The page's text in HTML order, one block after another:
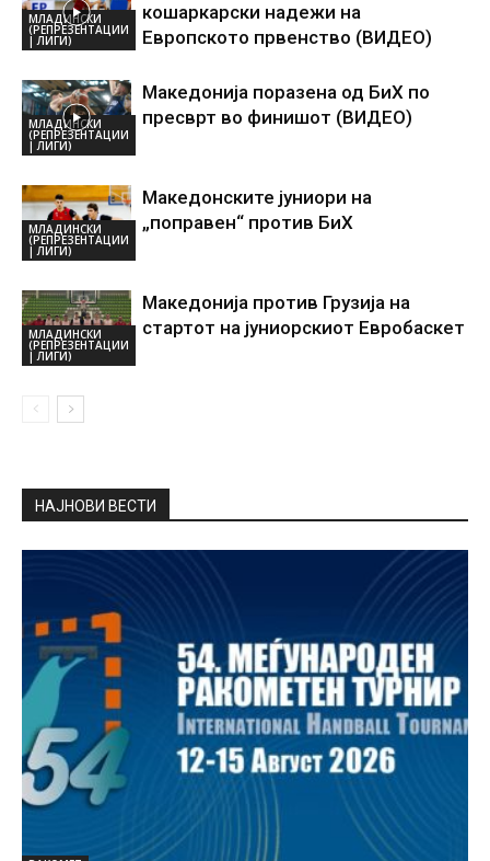
МЛАДИНСКИ
(РЕПРЕЗЕНТАЦИИ
| ЛИГИ)
кошаркарски надежи на
Европското првенство (ВИДЕО)
МЛАДИНСКИ
(РЕПРЕЗЕНТАЦИИ
| ЛИГИ)
Македонија поразена од БиХ по
пресврт во финишот (ВИДЕО)
МЛАДИНСКИ
(РЕПРЕЗЕНТАЦИИ
| ЛИГИ)
Македонските јуниори на
„поправен“ против БиХ
МЛАДИНСКИ
(РЕПРЕЗЕНТАЦИИ
| ЛИГИ)
Македонија против Грузија на
стартот на јуниорскиот Евробаскет
НАЈНОВИ ВЕСТИ